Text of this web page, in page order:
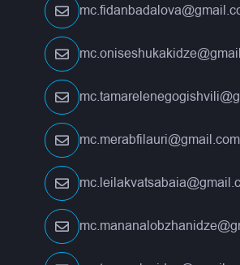
mc.merabfilauri@gmail.com